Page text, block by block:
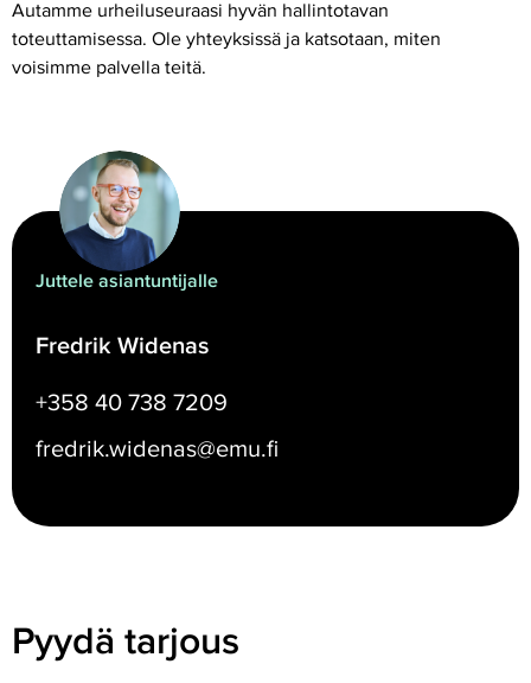
Autamme urheiluseuraasi hyvän hallintotavan
toteuttamisessa. Ole yhteyksissä ja katsotaan, miten
voisimme palvella teitä.
Juttele asiantuntijalle
Fredrik Widenas
+358 40 738 7209
fredrik.widenas@emu.fi
Pyydä tarjous